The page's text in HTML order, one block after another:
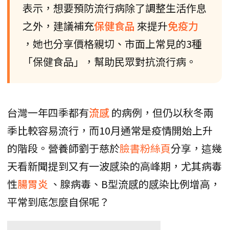
表示，想要預防流行病除了調整生活作息
之外，建議補充保健食品 來提升免疫力
，她也分享價格親切、市面上常見的3種
「保健食品」，幫助民眾對抗流行病。
台灣一年四季都有流感的病例，但仍以秋冬兩
季比較容易流行，而10月通常是疫情開始上升
的階段。營養師劉于慈於臉書粉絲頁分享，這幾
天看新聞提到又有一波感染的高峰期，尤其病毒
性腸胃炎 、腺病毒、B型流感的感染比例增高，
平常到底怎麼自保呢？